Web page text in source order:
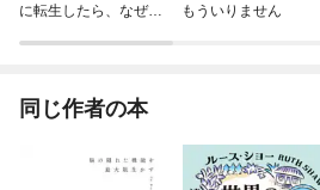
に転生したら、なぜか
もういりません
同じ作者の本